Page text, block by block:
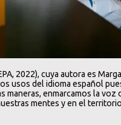
2022), cuya autora es
usos del idioma español
maneras, enmarcamos la voz
mentes y en el